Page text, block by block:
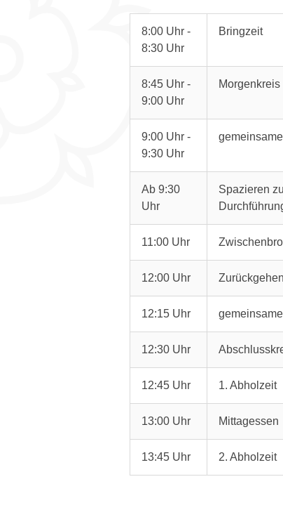
8:00 Uhr -
8:30 Uhr
Bringzeit
8:45 Uhr -
9:00 Uhr
Morgenkreis
9:00 Uhr -
9:30 Uhr
Ab 9:30
Uhr
Spazieren
11:00 Uhr
12:00 Uhr
12:15 Uhr
12:30 Uhr
12:45 Uhr 1. Abholzeit
13:00 Uhr Mittagessen
13:45 Uhr 2. Abholzeit